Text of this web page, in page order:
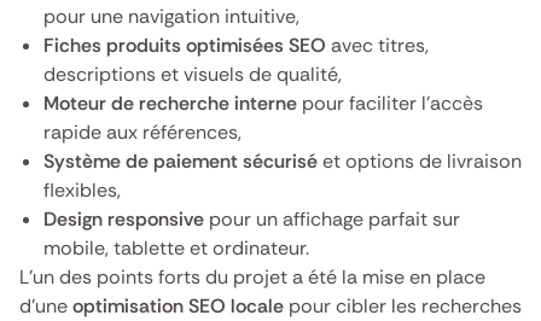
pour une navigation intuitive,
Fiches produits optimisées SEO avec titres,
descriptions et visuels de qualité,
Moteur de recherche interne pour faciliter l’accès
rapide aux références,
Système de paiement sécuriséet options de livraison
flexibles,
Design responsive pour un affichage parfait sur
mobile, tablette et ordinateur.
L’un des points forts du projet a été la mise en place
d’uneoptimisation SEO locale pour cibler les recherches